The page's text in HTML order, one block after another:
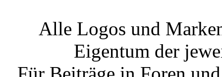
Alle Logos und
Eigentum der